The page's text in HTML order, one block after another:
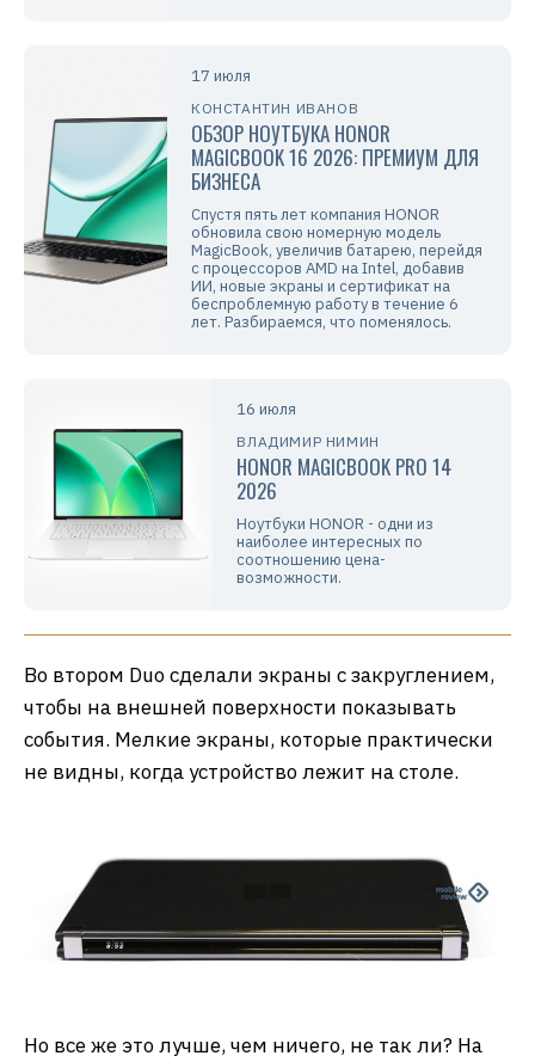
17 июля
КОНСТАНТИН ИВАНОВ
ОБЗОР НОУТБУКА HONOR
MAGICBOOK 16 2026: ПРЕМИУМ ДЛЯ
БИЗНЕСА
Спустя пять лет компания HONOR
обновила свою номерную модель
MagicBook, увеличив батарею, перейдя
с процессоров AMD на Intel, добавив
ИИ, новые экраны и сертификат на
беспроблемную работу в течение 6
лет. Разбираемся, что поменялось.
16 июля
ВЛАДИМИР НИМИН
HONOR MAGICBOOK PRO 14
2026
Ноутбуки HONOR - одни из
наиболее интересных по
соотношению цена-
возможности.
Во втором Duo сделали экраны с закруглением,
чтобы на внешней поверхности показывать
события. Мелкие экраны, которые практически
не видны, когда устройство лежит на столе.
Но все же это лучше, чем ничего, не так ли? На